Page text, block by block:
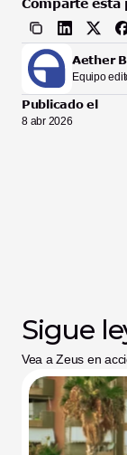
Comparte esta
Aether
Equipo
Publicado el
8 abr 2026
Sigue
Vea a Zeus en